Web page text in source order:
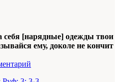
себя [нарядные] одежды твои
ему, доколе не кончит